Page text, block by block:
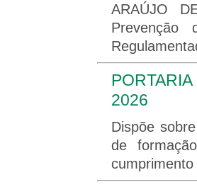
ARAÚJO
Prevenção
2026
Dispõe
de